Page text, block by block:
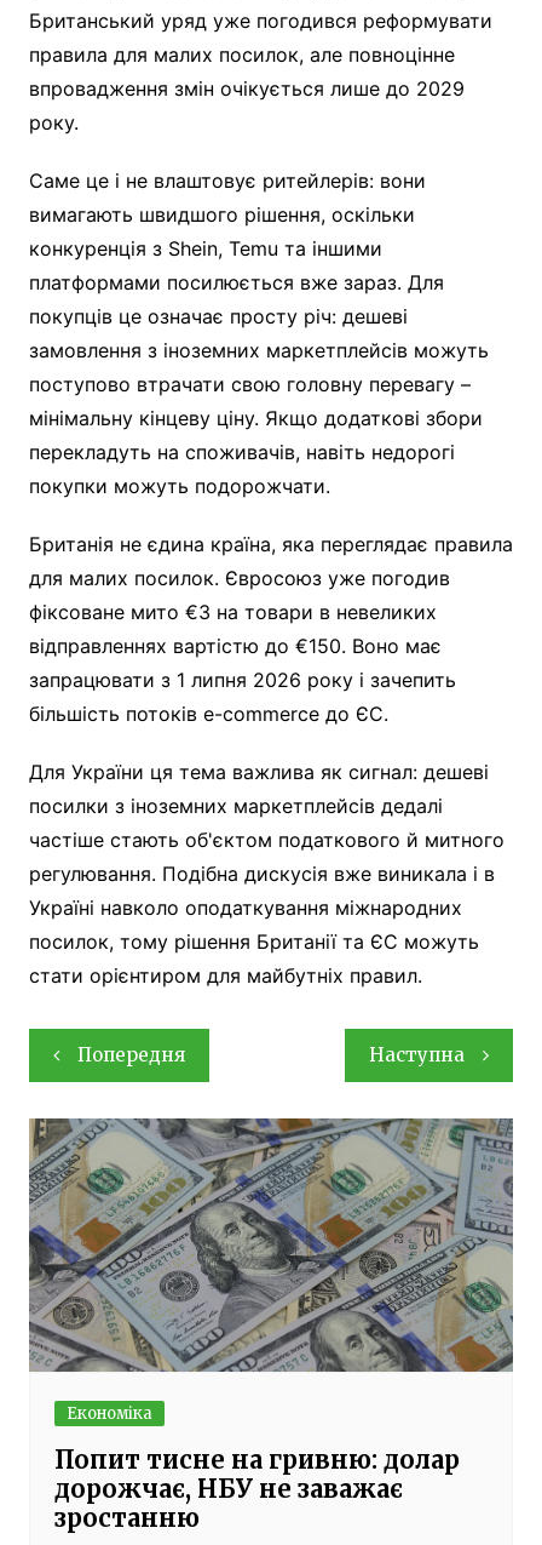
Британський уряд уже погодився реформувати
правила для малих посилок, але повноцінне
впровадження змін очікується лише до 2029
року.
Саме це і не влаштовує ритейлерів: вони
вимагають швидшого рішення, оскільки
конкуренція з Shein, Temu та іншими
платформами посилюється вже зараз. Для
покупців це означає просту річ: дешеві
замовлення з іноземних маркетплейсів можуть
поступово втрачати свою головну перевагу –
мінімальну кінцеву ціну. Якщо додаткові збори
перекладуть на споживачів, навіть недорогі
покупки можуть подорожчати.
Британія не єдина країна, яка переглядає правила
для малих посилок. Євросоюз уже погодив
фіксоване мито €3 на товари в невеликих
відправленнях вартістю до €150. Воно має
запрацювати з 1 липня 2026 року і зачепить
більшість потоків e-commerce до ЄС.
Для України ця тема важлива як сигнал: дешеві
посилки з іноземних маркетплейсів дедалі
частіше стають об'єктом податкового й митного
регулювання. Подібна дискусія вже виникала і в
Україні навколо оподаткування міжнародних
посилок, тому рішення Британії та ЄС можуть
стати орієнтиром для майбутніх правил.
Навігація
записів
Попередня Наступна
Економіка
Попит тисне на гривню: долар
дорожчає, НБУ не заважає
зростанню